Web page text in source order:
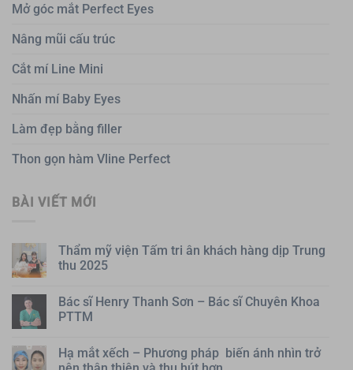
Mở góc mắt Perfect Eyes
Nâng mũi cấu trúc
Cắt mí Line Mini
Nhấn mí Baby Eyes
Làm đẹp bằng filler
Thon gọn hàm Vline Perfect
BÀI VIẾT MỚI
Thẩm mỹ viện Tấm tri ân khách hàng dịp Trung
thu 2025
Bác sĩ Henry Thanh Sơn – Bác sĩ Chuyên Khoa
PTTM
Hạ mắt xếch – Phương pháp biến ánh nhìn trở